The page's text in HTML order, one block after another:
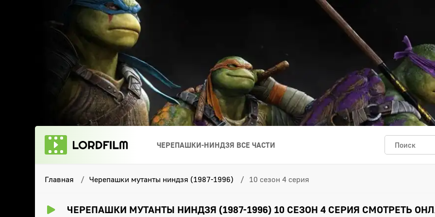
ЧЕРЕПАШКИ-НИНДЗЯ ВСЕ ЧАСТИ
Главная Черепашки мутанты ниндзя (1987-1996) 10 сезон 4 серия
ЧЕРЕПАШКИ МУТАНТЫ НИНДЗЯ (1987-1996) 10 СЕЗОН 4 СЕРИЯ СМОТРЕТЬ